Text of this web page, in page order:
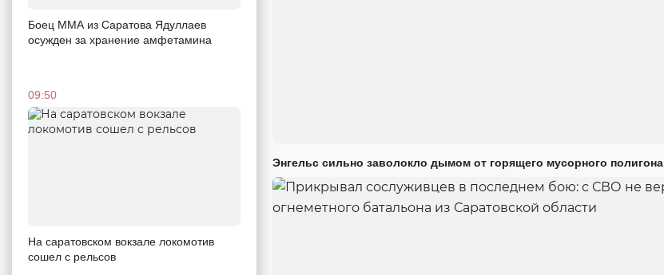
Боец ММА из Саратова Ядуллаев
осужден за хранение амфетамина
09:50
На саратовском вокзале локомотив
сошел с рельсов
Энгельс сильно заволокло дымом от горящего мусорного полигона